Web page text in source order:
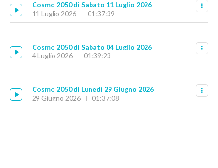
Cosmo 2050 di Sabato 11 Luglio 2026
11 Luglio 2026
01:37:39
Cosmo 2050 di Sabato 04 Luglio 2026
4 Luglio 2026
01:39:23
Cosmo 2050 di Lunedì 29 Giugno 2026
29 Giugno 2026
01:37:08